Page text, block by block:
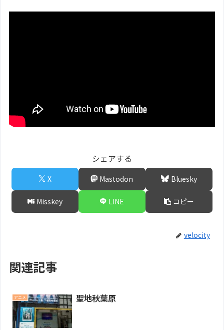
シェアする
X Mastodon Bluesky
Misskey LINE コピー
velocity
関連記事
アニメ 聖地秋葉原